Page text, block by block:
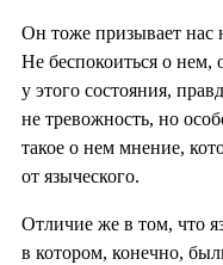
Он тоже призывает нас
Не беспокоиться о
у этого состояния,
не тревожность, но
такое о нем мнение,
от языческого.
Отличие же в том, что
в котором, конечно,